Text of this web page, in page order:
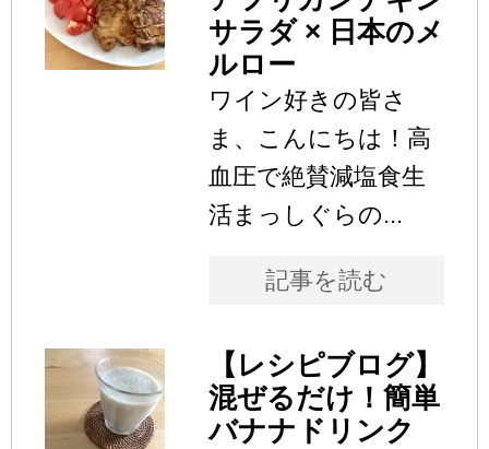
サラダ × 日本のメ
ルロー
ワイン好きの皆さ
ま、こんにちは！高
血圧で絶賛減塩食生
活まっしぐらの...
記事を読む
【レシピブログ】
混ぜるだけ！簡単
バナナドリンク